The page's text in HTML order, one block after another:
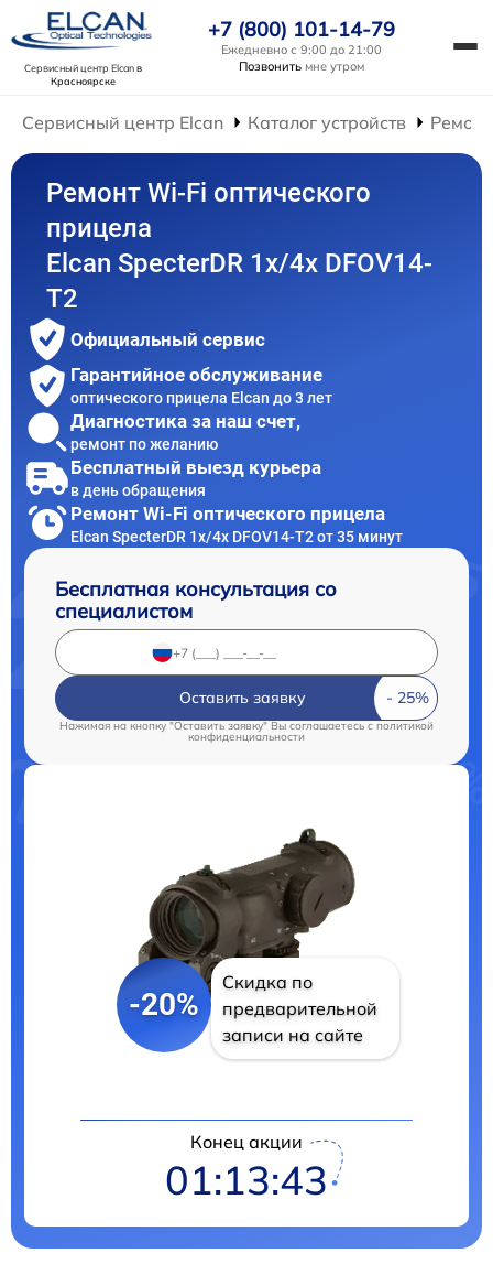
Сервисный центр Elcanв
Красноярске
+7 (800) 101-14-79
Ежедневно с 9:00 до 21:00
Позвонить мне утром
Сервисный центр Elcan Каталог устройств
Ремонт Wi-Fi оптического
прицела
Elcan SpecterDR 1x/4x DFOV14-
T2
Официальный сервис
Гарантийное обслуживание
оптического прицела Elcan до 3 лет
Диагностика за наш счет,
ремонт по желанию
Бесплатный выезд курьера
в день обращения
Ремонт Wi-Fi оптического прицела
Elcan SpecterDR 1x/4x DFOV14-T2 от 35 минут
Бесплатная консультация со
специалистом
Оставить заявку
Нажимая на кнопку "Оставить заявку" Вы соглашаетесь c политикой
конфиденциальности
-20%
Скидка по
предварительной
записи на сайте
Конец акции
01:13:42